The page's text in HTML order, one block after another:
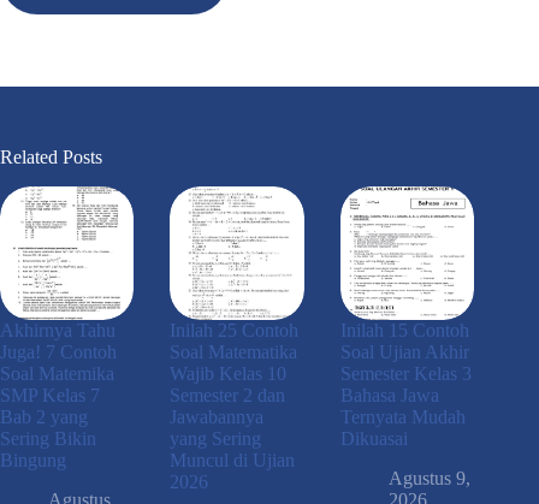
Related Posts
Akhirnya Tahu
Juga! 7 Contoh
Soal Matemika
SMP Kelas 7
Bab 2 yang
Sering Bikin
Bingung
Agustus
Inilah 25 Contoh
Soal Matematika
Wajib Kelas 10
Semester 2 dan
Jawabannya
yang Sering
Muncul di Ujian
2026
Inilah 15 Contoh
Soal Ujian Akhir
Semester Kelas 3
Bahasa Jawa
Ternyata Mudah
Dikuasai
Agustus 9,
2026